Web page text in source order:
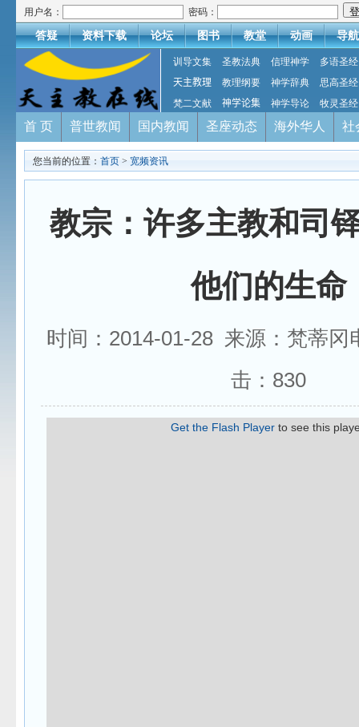
用户名： 密码：
答疑 资料下载 论坛 图书 教堂 动画 导航
训导文集 圣教法典 信理神学
多语圣经
天主教理
教理纲要 神学辞典
思高圣经
梵二文献
神学论集 神学导论 牧灵圣经
首 页 普世教闻 国内教闻 圣座动态 海外华人 社
您当前的位置： 首页 > 宽频资讯
教宗：许多主教和司
他们的生命
时间：2014-01-28 来源：梵蒂
击： 830
Get the Flash Playerto see this